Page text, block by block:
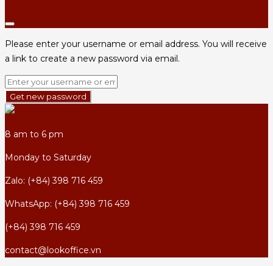
Please enter your username or email address. You will receive
a link to create a new password via email.
Get new password
8 am to 6 pm
Monday to Saturday
Zalo: (+84) 398 716 459
WhatsApp: (+84) 398 716 459
(+84) 398 716 459
contact@lookoffice.vn